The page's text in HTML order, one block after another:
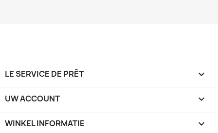
LE SERVICE DE PRÊT 
UW ACCOUNT 
WINKEL INFORMATIE keyboard_arrow_down